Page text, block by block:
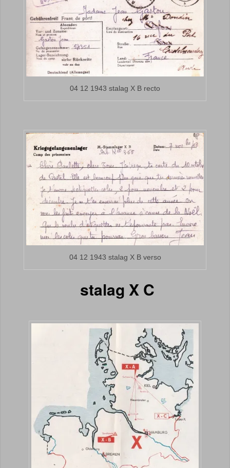
04 12 1943 stalag X B recto
04 12 1943 stalag X B verso
stalag X C